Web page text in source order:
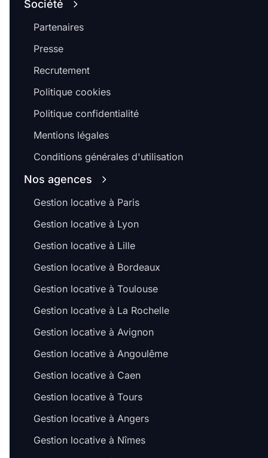
Société
Partenaires
Presse
Recrutement
Politique cookies
Politique confidentialité
Mentions légales
Conditions générales d'utilisation
Nos agences
Gestion locative à Paris
Gestion locative à Lyon
Gestion locative à Lille
Gestion locative à Bordeaux
Gestion locative à Toulouse
Gestion locative à La Rochelle
Gestion locative à Avignon
Gestion locative à Angoulême
Gestion locative à Caen
Gestion locative à Tours
Gestion locative à Angers
Gestion locative à Nîmes